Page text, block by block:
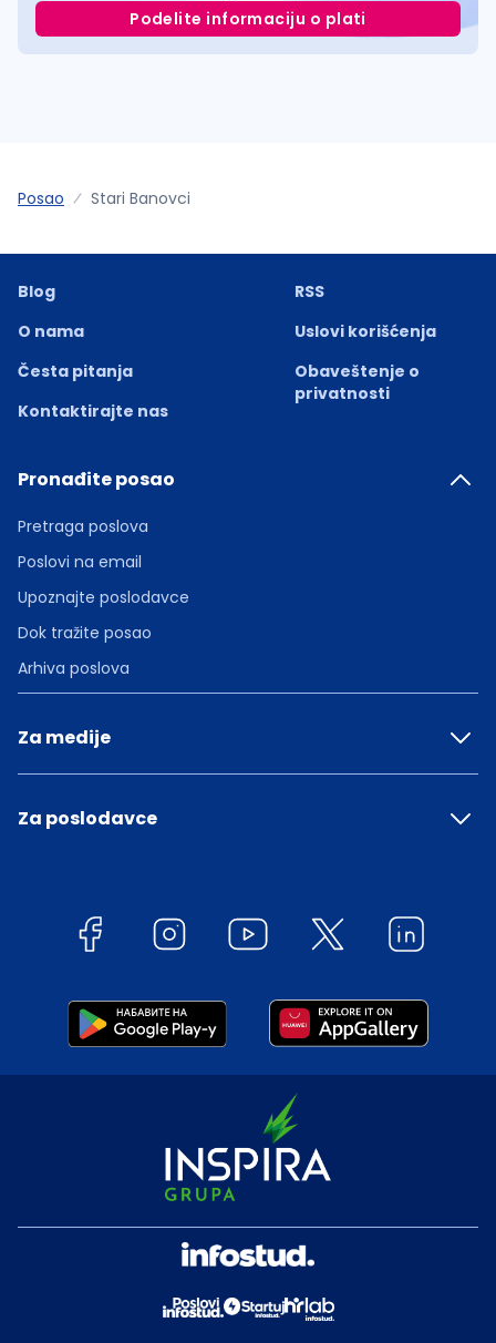
Podelite informaciju o plati
Posao Stari Banovci
Blog
O nama
Česta pitanja
Kontaktirajte nas
RSS
Uslovi korišćenja
Obaveštenje o
privatnosti
Pronađite posao
Pretraga poslova
Poslovi na email
Upoznajte poslodavce
Dok tražite posao
Arhiva poslova
Za medije
Za poslodavce